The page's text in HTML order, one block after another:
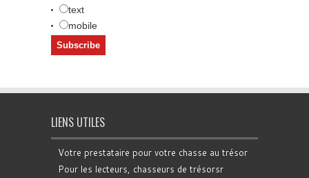
text
mobile
LIENS UTILES
Votre prestataire pour votre chasse au trésor
Pour les lecteurs, chasseurs de trésorsr